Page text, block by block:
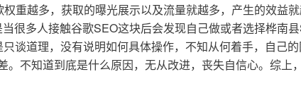
重越多，获取的曝光展示以及流量就越多，产生的效益
很多人接触谷歌SEO这块后会发现自己做或者选择桦南
谈道理，没有说明如何具体操作，不知从何着手，自己
不知道到底是什么原因，无从改进，丧失自信心。综上